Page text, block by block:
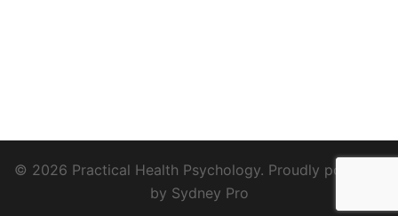
© 2026 Practical Health Psychology. Proudly powered
by Sydney Pro